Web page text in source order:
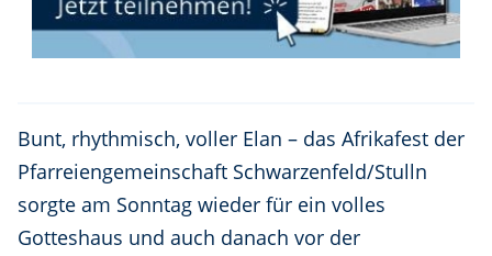
Bunt, rhythmisch, voller Elan – das Afrikafest der
Pfarreiengemeinschaft Schwarzenfeld/Stulln
sorgte am Sonntag wieder für ein volles
Gotteshaus und auch danach vor der